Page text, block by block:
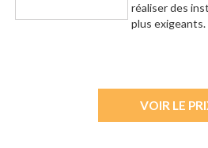
réaliser des
plus exigeants.
VOIR LE